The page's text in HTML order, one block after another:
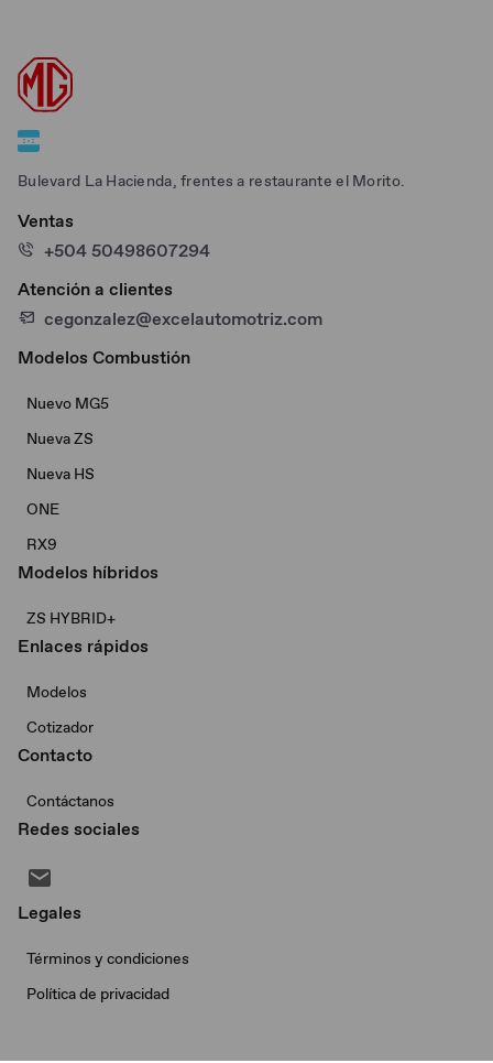
Bulevard La Hacienda, frentes a restaurante el Morito.
Ventas
+504 50498607294
Atención a clientes
cegonzalez@excelautomotriz.com
Modelos Combustión
Nuevo MG5
Nueva ZS
Nueva HS
ONE
RX9
Modelos híbridos
ZS HYBRID+
Enlaces rápidos
Modelos
Cotizador
Contacto
Contáctanos
Redes sociales
Legales
Términos y condiciones
Política de privacidad